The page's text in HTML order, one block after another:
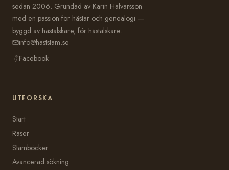
sedan 2006. Grundad av Karin Halvarsson
med en passion för hästar och genealogi —
byggd av hästälskare, för hästälskare.
info@haststam.se
Facebook
UTFORSKA
Start
Raser
Stamböcker
Avancerad sökning